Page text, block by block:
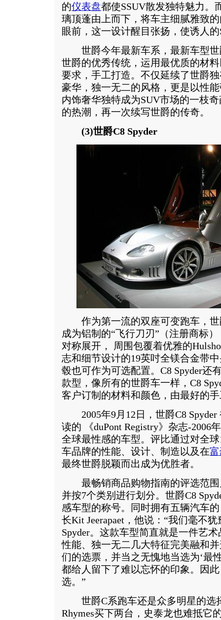
的仪表盘都使SSUV散发独特魅力。
璃顶蓬由上而下，将车主细腻雅致
眼前，这一设计醒目张扬，使诱人
世爵今年最新车系，最新车型世
世爵的优秀传统，运用最优质的材
要求，手工打造。不仅延续了世爵
豪华，独一无二的风格，更是以性
内饰奢华独特成为SUV市场的一枝
的热潮，再一次续写世爵的传奇。
(3)世爵C8 Spyder
作为第一流的双座可变跑车，世
成为铝制的“飞行刀刃”（注册商标
对称展开， 周围包覆着优雅的
志和细节设计的19英吋全镁合金带
毂也可作为可选配置。C8 Spyder还
款型，像所有的世爵车一样，C8
客户订制的材料和颜色，由最好的
2005年9月12日，世爵C8 Spyder
读的 《duPont Registry》杂志-2006
全球最性感的车型。评比通过对全
车品牌的性能、设计、制造以及在
最终世爵脱颖而出成为优胜者。
最畅销商品购物指南的评选范围
并按7个类别进行划分。世爵C8
感车型的称号。同时拥有五辆汽车
长Kit Jeerapaet，他说：“我们毫不
Spyder。这款车型简直就是一件艺
性能、独一无二几大特征完美融和
们的选票，并当之无愧地当选为‘最
都给人留下了难以忘怀的印象。因
选。”
世爵C系跑车还是众多明星的选
Rhymes买下两台，史泰龙也难抵它